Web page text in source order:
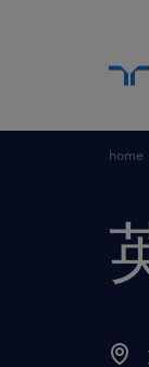
home